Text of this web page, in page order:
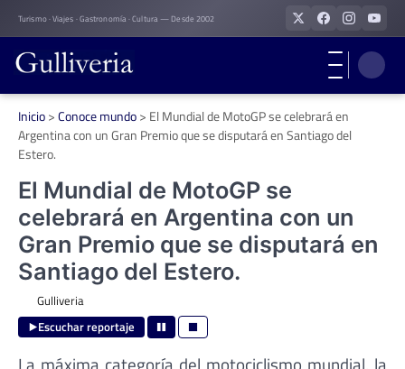
Skip
to
content
Turismo · Viajes · Gastronomía · Cultura — Desde 2002
Inicio>Conoce mundo> El Mundial de MotoGP se celebrará en
Argentina con un Gran Premio que se disputará en Santiago del
Estero.
El Mundial de MotoGP se
celebrará en Argentina con un
Gran Premio que se disputará en
Santiago del Estero.
Gulliveria
Escuchar reportaje